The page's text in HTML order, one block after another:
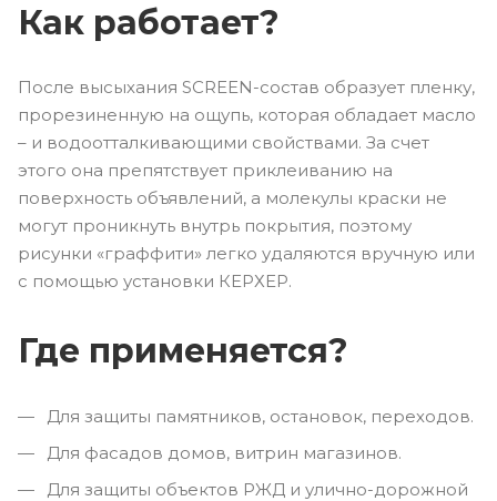
Как работает?
После высыхания SCREEN-состав образует пленку,
прорезиненную на ощупь, которая обладает масло
– и водоотталкивающими свойствами. За счет
этого она препятствует приклеиванию на
поверхность объявлений, а молекулы краски не
могут проникнуть внутрь покрытия, поэтому
рисунки «граффити» легко удаляются вручную или
с помощью установки КЕРХЕР.
Где применяется?
Для защиты памятников, остановок, переходов.
Для фасадов домов, витрин магазинов.
Для защиты объектов РЖД и улично-дорожной